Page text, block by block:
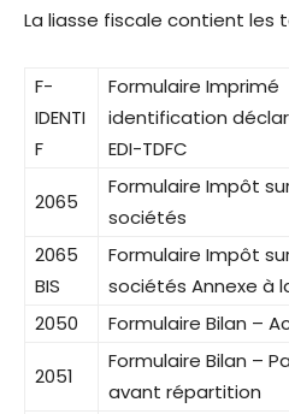
La liasse fiscale contient les
F-
IDENTI
F
Formulaire Imprimé
identification
EDI-TDFC
2065
Formulaire Impôt
sociétés
2065
BIS
Formulaire Impôt
sociétés Annexe à
2050 Formulaire Bilan –
2051
Formulaire Bilan –
avant répartition